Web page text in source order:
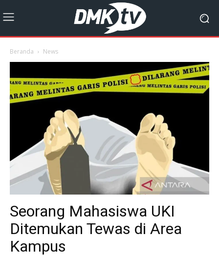
Beranda News
Seorang Mahasiswa UKI
Ditemukan Tewas di Area
Kampus